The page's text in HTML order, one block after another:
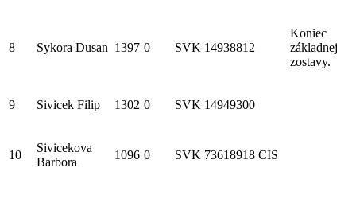
8 Sykora Dusan 1397 0 SVK 14938812
Koniec
základnej
zostavy.
9 Sivicek Filip 1302 0 SVK 14949300
10
Sivicekova
Barbora
1096 0 SVK 73618918 CIS